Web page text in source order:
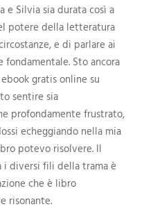
Silvia sia durata così a
potere della letteratura
e di parlare ai
Sto ancora
gratis online su
sentire sia
profondamente frustrato,
echeggiando nella mia
potevo risolvere. Il
i diversi fili della trama è
che è libro
risonante.